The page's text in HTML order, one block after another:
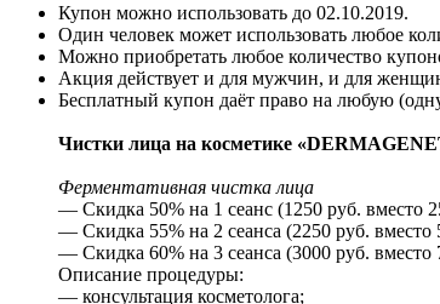
Купон можно использовать до 02.10.2019.
Один человек может использовать любое
Можно приобретать любое количество
Акция действует и для мужчин, и для
Бесплатный купон даёт право на любую
Чистки лица на косметике
Ферментативная чистка лица
— Скидка 50% на 1 сеанс (1250 руб. вместо
— Скидка 55% на 2 сеанса (2250 руб. вместо
— Скидка 60% на 3 сеанса (3000 руб. вместо
Описание процедуры:
— консультация косметолога;